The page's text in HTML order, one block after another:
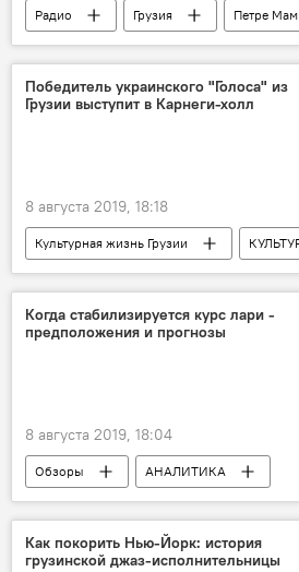
Радио Грузия
Петре
TV Pirveli
Победитель украинского "Голоса" из
Грузии выступит в Карнеги-холл
8 августа 2019, 18:18
Культурная жизнь Грузии
Грузия
НОВОСТИ
Когда стабилизируется курс лари -
предположения и прогнозы
8 августа 2019, 18:04
Обзоры
АНАЛИТИКА
ЭКОНОМИКА
Грузия
Колебание курса лари
Как покорить Нью-Йорк: история
грузинской джаз-исполнительницы